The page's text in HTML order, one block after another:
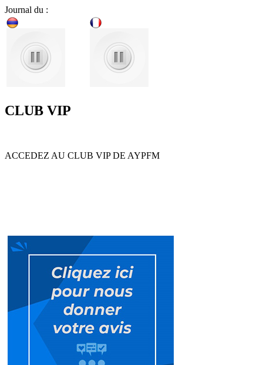
Journal du :
CLUB VIP
ACCEDEZ AU CLUB VIP DE AYPFM